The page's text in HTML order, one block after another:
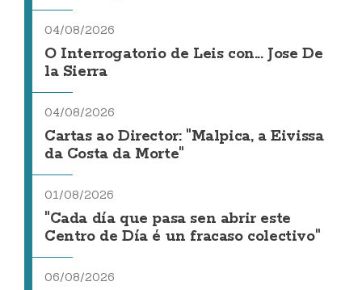
04/08/2026
O Interrogatorio de Leis con... Jose De
la Sierra
04/08/2026
Cartas ao Director: "Malpica, a Eivissa
da Costa da Morte"
01/08/2026
"Cada día que pasa sen abrir este
Centro de Día é un fracaso colectivo"
06/08/2026